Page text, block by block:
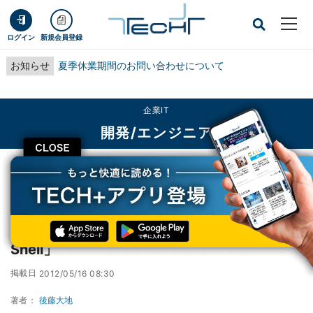
ログイン 新規会員登録
お知らせ 夏季休業期間のお問い合わせについて
CLOSE
企業IT
開発/エンジニア
TECH+ 企業IT
開発/エンジニア
Chromeがssh端末に - 拡張機能「Secure Shell」
Chromeがssh端末に - 拡張機能「Secure
Shell」
掲載日 2012/05/16 08:30
著者： 後藤大地